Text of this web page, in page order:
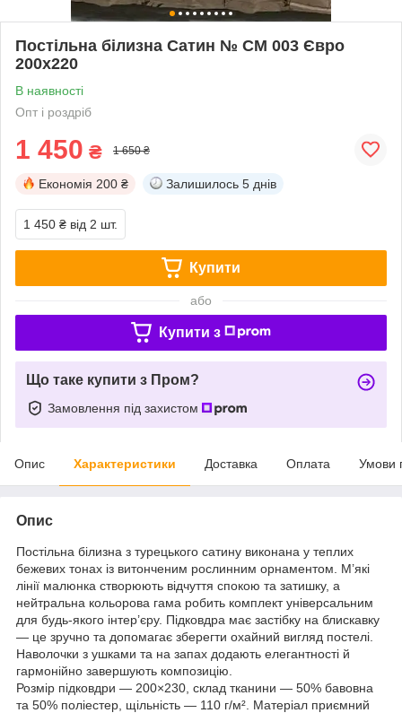
Постільна білизна Сатин № СМ 003 Євро
200х220
В наявності
Опт і роздріб
1 450 ₴ 1 650 ₴
Економія 200 ₴ Залишилось 5 днів
1 450 ₴ від 2 шт.
Купити
або
Купити з
Що таке купити з Пром?
Замовлення під захистом
Опис Характеристики Доставка Оплата Умови
Опис
Постільна білизна з турецького сатину виконана у теплих
бежевих тонах із витонченим рослинним орнаментом. М’які
лінії малюнка створюють відчуття спокою та затишку, а
нейтральна кольорова гама робить комплект універсальним
для будь-якого інтер’єру. Підковдра має застібку на блискавку
— це зручно та допомагає зберегти охайний вигляд постелі.
Наволочки з ушками та на запах додають елегантності й
гармонійно завершують композицію.
Розмір підковдри — 200×230, склад тканини — 50% бавовна
та 50% поліестер, щільність — 110 г/м². Матеріал приємний